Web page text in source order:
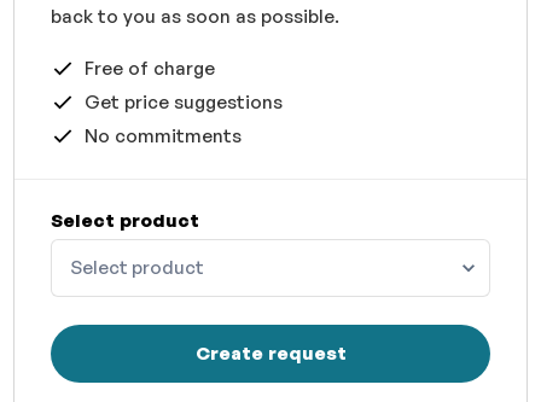
back to you as soon as possible.
Free of charge
Get price suggestions
No commitments
Select product
Select product
Create request